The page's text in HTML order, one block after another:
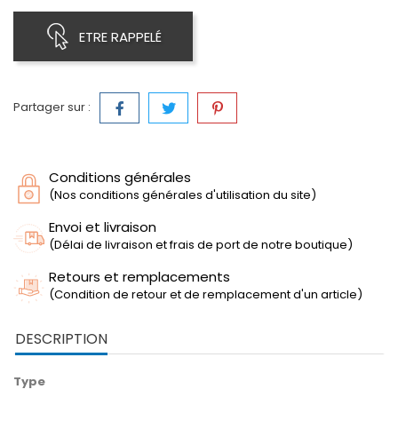
ETRE RAPPELÉ
Partager sur :
Conditions générales
(Nos conditions générales d'utilisation du site)
Envoi et livraison
(Délai de livraison et frais de port de notre boutique)
Retours et remplacements
(Condition de retour et de remplacement d'un article)
DESCRIPTION
Type